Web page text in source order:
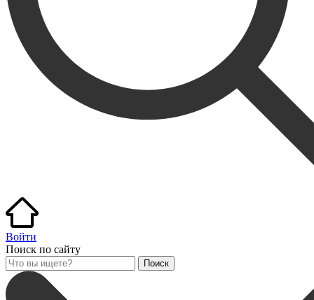
Войти
Поиск по сайту